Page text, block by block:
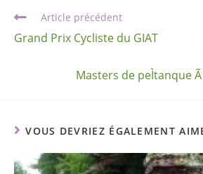
Article précédent
Grand Prix Cycliste du GIAT
Masters de peÌtanque
VOUS DEVRIEZ ÉGALEMENT